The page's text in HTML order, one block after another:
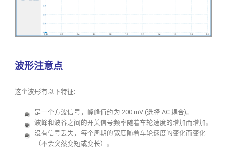
波形注意点
这个波形有以下特征:
是一个方波信号，峰峰值约为 200 mV (选择 AC 耦合)。
波峰和波谷之间的开关信号频率随着车轮速度的增加而增加。
没有信号丢失，每个周期的宽度随着车轮速度的变化而变化
（不会突然变短或变长）。